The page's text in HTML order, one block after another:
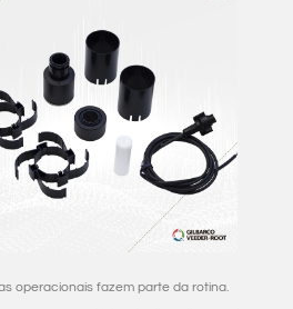
operacionais fazem parte da rotina.